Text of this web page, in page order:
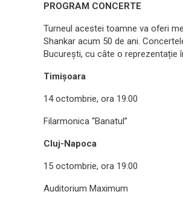
PROGRAM CONCERTE
Turneul acestei toamne va oferi
Shankar acum 50 de ani.
București, cu câte o reprezentație
Timișoara
14 octombrie, ora 19:00
Filarmonica “Banatul”
Cluj-Napoca
15 octombrie, ora 19:00
Auditorium Maximum